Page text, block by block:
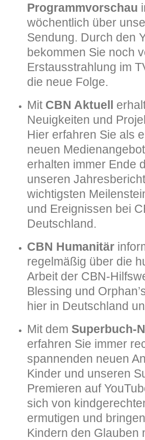
Programmvorschau
wöchentlich über
Sendung. Durch den
bekommen Sie noch
Erstausstrahlung im
die neue Folge.
Mit CBN Aktuell
Neuigkeiten und
Hier erfahren Sie als
neuen
erhalten immer Ende
unseren
wichtigsten
und Ereignissen bei
Deutschland.
CBN Humanitär
regelmäßig über die
Arbeit der CBN-
Blessing und
hier in Deutschland
Mit dem Superbuch-
erfahren Sie immer
spannenden neuen
Kinder und unseren
Premieren auf
sich von
ermutigen und
Kindern den Glauben